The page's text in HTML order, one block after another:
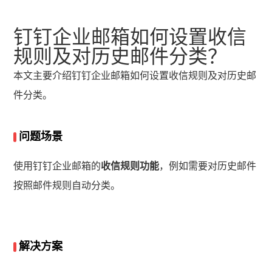
钉钉企业邮箱如何设置收信
规则及对历史邮件分类？
本文主要介绍钉钉企业邮箱如何设置收信规则及对历史邮
件分类。
问题场景
使用钉钉企业邮箱的收信规则功能，例如需要对历史邮件
按照邮件规则自动分类。
解决方案